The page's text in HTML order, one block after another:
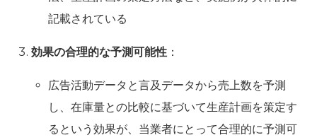
記載されている
効果の合理的な予測可能性 ：
広告活動データと言及データから売上数を予測
し、在庫量との比較に基づいて生産計画を策定す
るという効果が、当業者にとって合理的に予測可